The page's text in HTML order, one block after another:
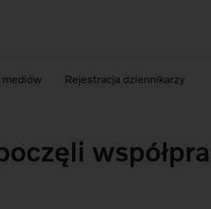
mediów Rejestracja dziennikarzy